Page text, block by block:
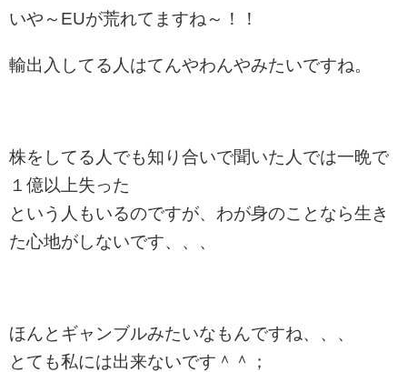
いや～EUが荒れてますね～！！
輸出入してる人はてんやわんやみたいですね。
株をしてる人でも知り合いで聞いた人では一晩で
１億以上失った
という人もいるのですが、わが身のことなら生き
た心地がしないです、、、
ほんとギャンブルみたいなもんですね、、、
とても私には出来ないです＾＾；